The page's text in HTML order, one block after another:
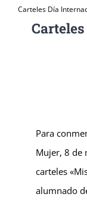
Carteles Día
Para
Mujer, 8 de
carteles
alumnado